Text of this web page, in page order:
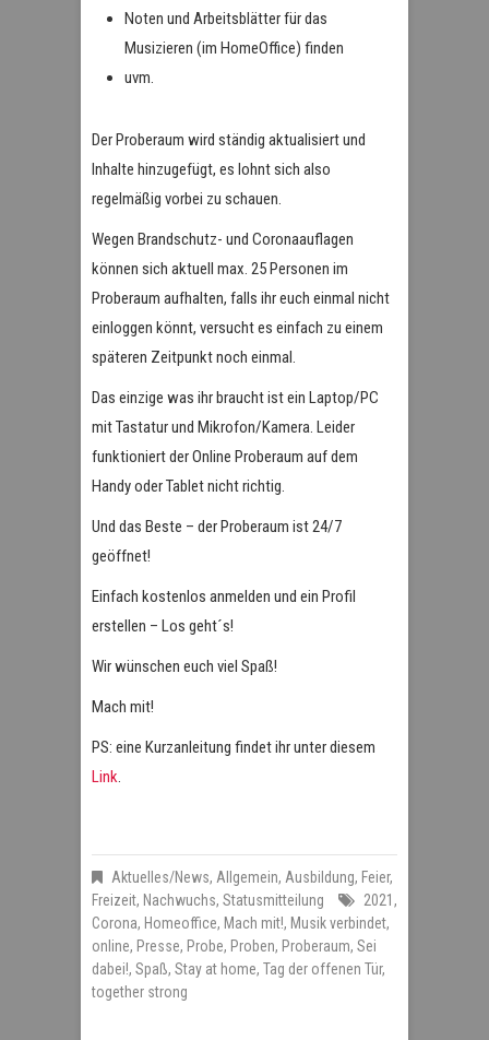
Noten und Arbeitsblätter für das
Musizieren (im HomeOffice) finden
uvm.
Der Proberaum wird ständig aktualisiert und
Inhalte hinzugefügt, es lohnt sich also
regelmäßig vorbei zu schauen.
Wegen Brandschutz- und Coronaauflagen
können sich aktuell max. 25 Personen im
Proberaum aufhalten, falls ihr euch einmal nicht
einloggen könnt, versucht es einfach zu einem
späteren Zeitpunkt noch einmal.
Das einzige was ihr braucht ist ein Laptop/PC
mit Tastatur und Mikrofon/Kamera. Leider
funktioniert der Online Proberaum auf dem
Handy oder Tablet nicht richtig.
Und das Beste – der Proberaum ist 24/7
geöffnet!
Einfach kostenlos anmelden und ein Profil
erstellen – Los geht´s!
Wir wünschen euch viel Spaß!
Mach mit!
PS: eine Kurzanleitung findet ihr unter diesem
Link.
Aktuelles/News, Allgemein, Ausbildung, Feier,
Freizeit, Nachwuchs, Statusmitteilung 2021 ,
Corona, Homeoffice, Mach mit!, Musik verbindet,
online, Presse, Probe, Proben, Proberaum, Sei
dabei!, Spaß, Stay at home, Tag der offenen Tür,
together strong